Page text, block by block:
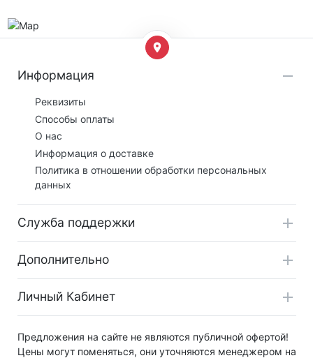
Информация
Реквизиты
Способы оплаты
О нас
Информация о доставке
Политика в отношении обработки персональных
данных
Служба поддержки
Дополнительно
Личный Кабинет
Предложения на сайте не являются публичной офертой!
Цены могут поменяться, они уточняются менеджером на